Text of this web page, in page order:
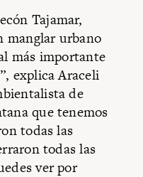
Tajamar,
manglar urbano
más importante
explica Araceli
de
que tenemos
todas las
todas las
ver por